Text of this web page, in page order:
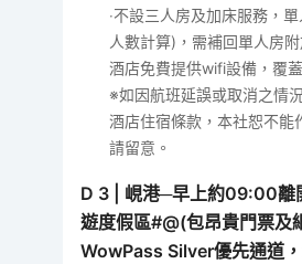
‧不設三人房及加床服務，
人數計算)，需補回單人房
酒店免費提供wifi設備，覆
※如因航班延誤或取消之情
酒店住宿條款，本社恕不能
請留意。
D 3
峴港─早上約09:00離
遊度假區#@(包昂貴門票及
WowPass Silver優先通道